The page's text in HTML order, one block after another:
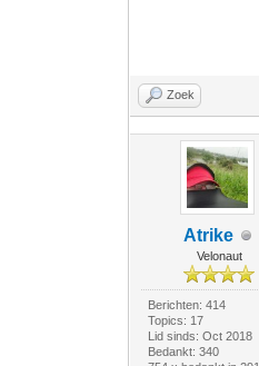
Zoek
Atrike
Velonaut
Berichten: 414
Topics: 17
Lid sinds: Oct 2018
Bedankt: 340